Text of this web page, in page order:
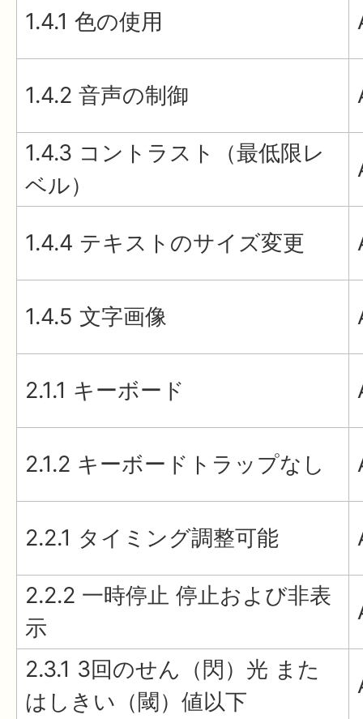
1.4.1 色の使用
1.4.2 音声の制御
1.4.3 コントラスト（最低限レ
ベル）
1.4.4 テキストのサイズ変更
1.4.5 文字画像
2.1.1 キーボード
2.1.2 キーボードトラップなし
2.2.1 タイミング調整可能
2.2.2 一時停止 停止および非表
示
2.3.1 3回のせん（閃）光 また
はしきい（閾）値以下